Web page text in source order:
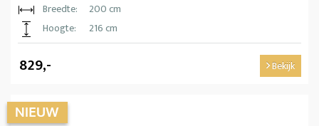
Breedte:
200 cm
Hoogte:
216 cm
829,- Bekijk